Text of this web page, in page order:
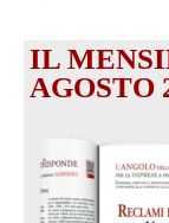
IL
AGOSTO